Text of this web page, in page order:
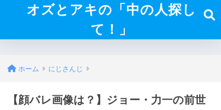
オズとアキの「中の人探し
て！」
ホーム にじさんじ
【顔バレ画像は？】ジョー・力一の前世